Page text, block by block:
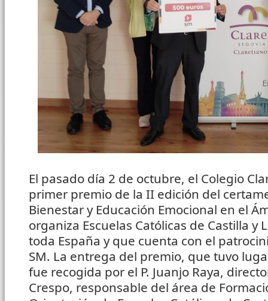
El pasado día 2 de octubre, el Colegio
primer premio de la II edición del
Bienestar y Educación Emocional en el
organiza Escuelas Católicas de Castilla y
toda España y que cuenta con el
SM. La entrega del premio, que tuvo
fue recogida por el P. Juanjo Raya,
Crespo, responsable del área de